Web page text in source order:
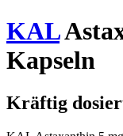
KAL
Kapseln
Kräftig